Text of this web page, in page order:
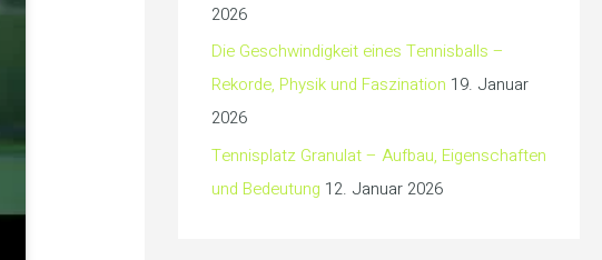
2026
Die Geschwindigkeit eines Tennisballs –
Rekorde, Physik und Faszination 19. Januar
2026
Tennisplatz Granulat – Aufbau, Eigenschaften
und Bedeutung 12. Januar 2026